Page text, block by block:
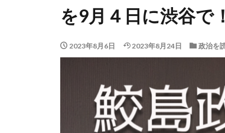
を9月４日に渋谷で
2023年8月6日 2023年8月24日 政治を